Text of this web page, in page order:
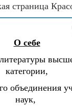
страница
О себе
категории,
объединения
наук,